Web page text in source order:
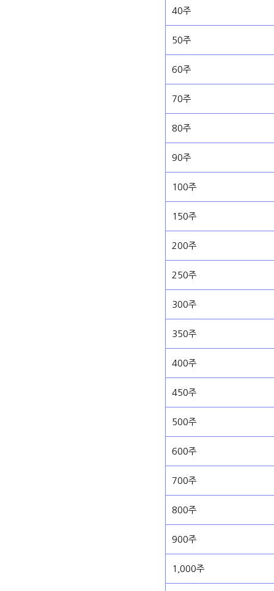
40주
50주
60주
70주
80주
90주
100주
150주
200주
250주
300주
350주
400주
450주
500주
600주
700주
800주
900주
1,000주